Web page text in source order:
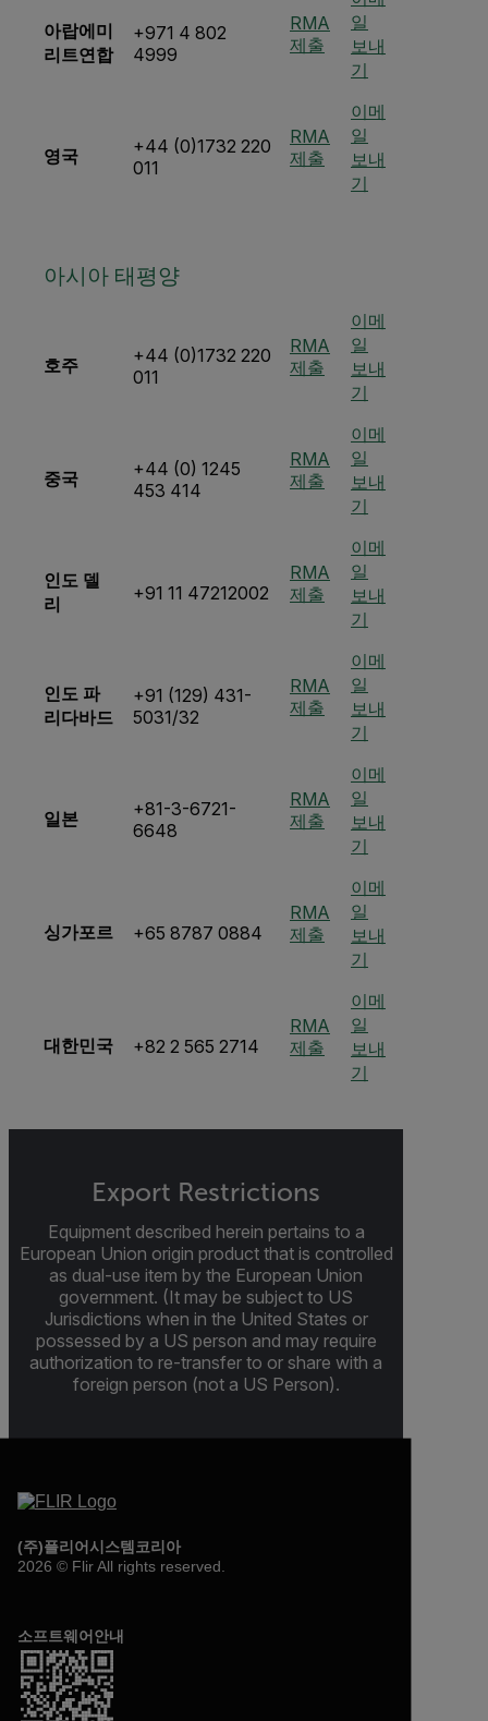
아랍에미
리트연합
+971 4 802
4999
RMA
제출
일
보내
기
영국
+44 (0)1732 220
011
RMA
제출
이메
일
보내
기
아시아 태평양
호주
+44 (0)1732 220
011
RMA
제출
이메
일
보내
기
중국
+44 (0) 1245
453 414
RMA
제출
이메
일
보내
기
인도 델
리
+91 11 47212002
RMA
제출
이메
일
보내
기
인도 파
리다바드
+91 (129) 431-
5031/32
RMA
제출
이메
일
보내
기
일본
+81-3-6721-
6648
RMA
제출
이메
일
보내
기
싱가포르 +65 8787 0884
RMA
제출
이메
일
보내
기
대한민국 +82 2 565 2714
RMA
제출
이메
일
보내
기
Export Restrictions
Equipment described herein pertains to a
European Union origin product that is controlled
as dual-use item by the European Union
government. (It may be subject to US
Jurisdictions when in the United States or
possessed by a US person and may require
authorization to re-transfer to or share with a
foreign person (not a US Person).
(주)플리어시스템코리아
2026 © Flir All rights reserved.
소프트웨어안내